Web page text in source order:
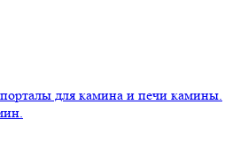
для камина и печи камины.